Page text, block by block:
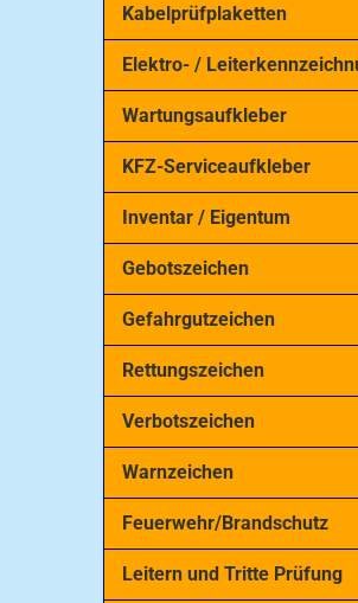
Kabelprüfplaketten
Elektro- /
Wartungsaufkleber
KFZ-Serviceaufkleber
Inventar / Eigentum
Gebotszeichen
Gefahrgutzeichen
Rettungszeichen
Verbotszeichen
Warnzeichen
Feuerwehr/Brandschutz
Leitern und Tritte Prüfung